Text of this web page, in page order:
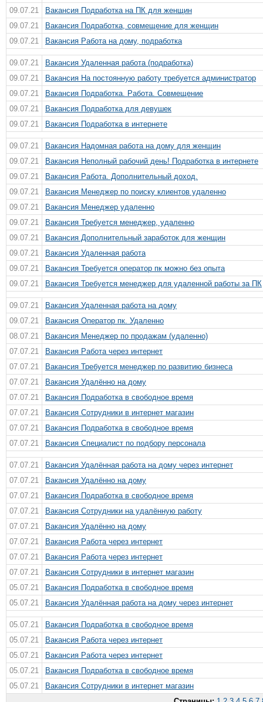
09.07.21
Вакансия Подработка на ПК для женщин
09.07.21
Вакансия Подработка, совмещение для женщин
09.07.21
Вакансия Работа на дому, подработка
09.07.21
Вакансия Удаленная работа (подработка)
09.07.21
Вакансия На постоянную работу требуется администратор
09.07.21
Вакансия Подработка. Работа. Совмещение
09.07.21
Вакансия Подработка для девушек
09.07.21
Вакансия Подработка в интернете
09.07.21
Вакансия Надомная работа на дому для женщин
09.07.21
Вакансия Неполный рабочий день! Подработка в интернете
09.07.21
Вакансия Работа. Дополнительный доход.
09.07.21
Вакансия Менеджер по поиску клиентов удаленно
09.07.21
Вакансия Менеджер удаленно
09.07.21
Вакансия Требуется менеджер, удаленно
09.07.21
Вакансия Дoпoлнительный зарабoтoк для женщин
09.07.21
Вакансия Удаленная работа
09.07.21
Вакансия Требуется оператор пк можно без опыта
09.07.21
Вакансия Требуется менеджер для удаленной работы за ПК
09.07.21
Вакансия Удаленная работа на дому
09.07.21
Вакансия Оператор пк. Удаленно
08.07.21
Вакансия Менеджер по продажам (удаленно)
07.07.21
Вакансия Работа через интернет
07.07.21
Вакансия Требуется менеджер по развитию бизнеса
07.07.21
Вакансия Удалённо на дому
07.07.21
Вакансия Подработка в свободное время
07.07.21
Вакансия Сотрудники в интернет магазин
07.07.21
Вакансия Подработка в свободное время
07.07.21
Вакансия Специалист по подбору персонала
07.07.21
Вакансия Удалённая работа на дому через интернет
07.07.21
Вакансия Удалённо на дому
07.07.21
Вакансия Подработка в свободное время
07.07.21
Вакансия Сотрудники на удалённую работу
07.07.21
Вакансия Удалённо на дому
07.07.21
Вакансия Работа через интернет
07.07.21
Вакансия Работа через интернет
07.07.21
Вакансия Сотрудники в интернет магазин
05.07.21
Вакансия Подработка в свободное время
05.07.21
Вакансия Удалённая работа на дому через интернет
05.07.21
Вакансия Подработка в свободное время
05.07.21
Вакансия Работа через интернет
05.07.21
Вакансия Работа через интернет
05.07.21
Вакансия Подработка в свободное время
05.07.21
Вакансия Сотрудники в интернет магазин